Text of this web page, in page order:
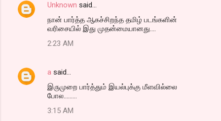
Unknown said…
நான் பார்த்த ஆகச்சிறந்த தமிழ் படங்களின்
வரிசையில் இது முதன்மையானது....
2:23 AM
a said…
இருமுறை பார்த்தும் இயல்புக்கு மீளவில்லை
போல.........
3:15 AM